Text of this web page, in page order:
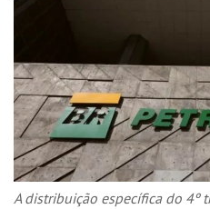
A distribuição específica do 4º